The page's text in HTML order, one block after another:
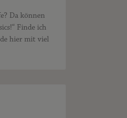
Da können
Finde ich
hier mit viel